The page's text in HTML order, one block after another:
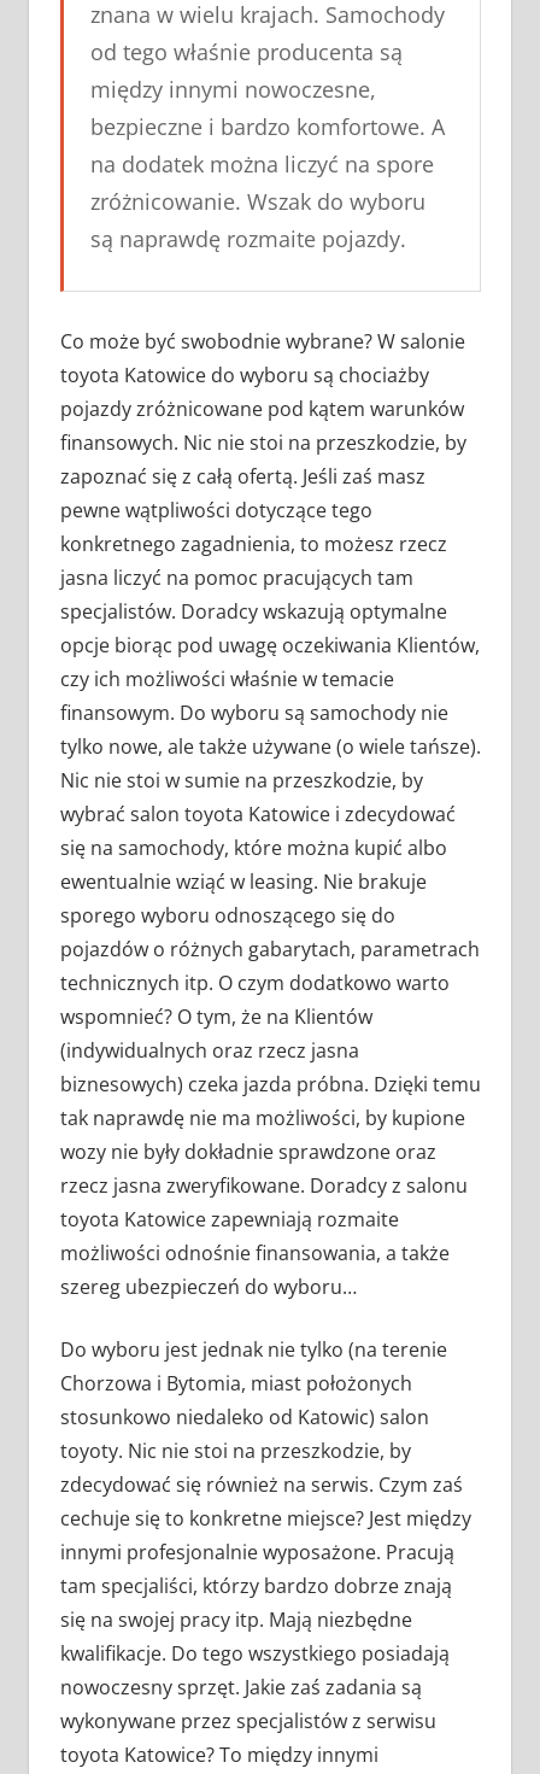
znana w wielu krajach. Samochody
od tego właśnie producenta są
między innymi nowoczesne,
bezpieczne i bardzo komfortowe. A
na dodatek można liczyć na spore
zróżnicowanie. Wszak do wyboru
są naprawdę rozmaite pojazdy.
Co może być swobodnie wybrane? W salonie
toyota Katowice do wyboru są chociażby
pojazdy zróżnicowane pod kątem warunków
finansowych. Nic nie stoi na przeszkodzie, by
zapoznać się z całą ofertą. Jeśli zaś masz
pewne wątpliwości dotyczące tego
konkretnego zagadnienia, to możesz rzecz
jasna liczyć na pomoc pracujących tam
specjalistów. Doradcy wskazują optymalne
opcje biorąc pod uwagę oczekiwania Klientów,
czy ich możliwości właśnie w temacie
finansowym. Do wyboru są samochody nie
tylko nowe, ale także używane (o wiele tańsze).
Nic nie stoi w sumie na przeszkodzie, by
wybrać salon toyota Katowice i zdecydować
się na samochody, które można kupić albo
ewentualnie wziąć w leasing. Nie brakuje
sporego wyboru odnoszącego się do
pojazdów o różnych gabarytach, parametrach
technicznych itp. O czym dodatkowo warto
wspomnieć? O tym, że na Klientów
(indywidualnych oraz rzecz jasna
biznesowych) czeka jazda próbna. Dzięki temu
tak naprawdę nie ma możliwości, by kupione
wozy nie były dokładnie sprawdzone oraz
rzecz jasna zweryfikowane. Doradcy z salonu
toyota Katowice zapewniają rozmaite
możliwości odnośnie finansowania, a także
szereg ubezpieczeń do wyboru…
Do wyboru jest jednak nie tylko (na terenie
Chorzowa i Bytomia, miast położonych
stosunkowo niedaleko od Katowic) salon
toyoty. Nic nie stoi na przeszkodzie, by
zdecydować się również na serwis. Czym zaś
cechuje się to konkretne miejsce? Jest między
innymi profesjonalnie wyposażone. Pracują
tam specjaliści, którzy bardzo dobrze znają
się na swojej pracy itp. Mają niezbędne
kwalifikacje. Do tego wszystkiego posiadają
nowoczesny sprzęt. Jakie zaś zadania są
wykonywane przez specjalistów z serwisu
toyota Katowice? To między innymi